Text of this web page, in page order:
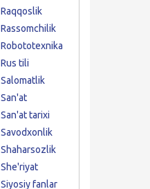
Raqqoslik
Rassomchilik
Robototexnika
Rus tili
Salomatlik
San'at
San'at tarixi
Savodxonlik
Shaharsozlik
She'riyat
Siyosiy fanlar